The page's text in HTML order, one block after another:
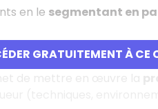
GRATUITEMENT À CE
en le segmentant en
nombreuses afin
séparer la production